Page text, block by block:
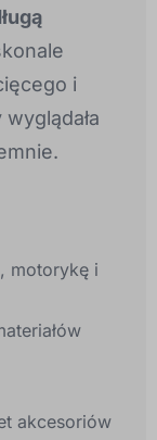
i
motorykę i
akcesoriów